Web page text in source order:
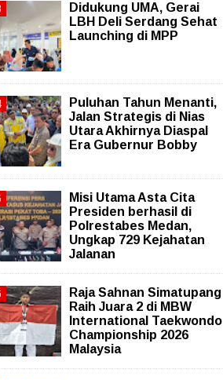
Didukung UMA, Gerai
LBH Deli Serdang Sehat
Launching di MPP
Puluhan Tahun Menanti,
Jalan Strategis di Nias
Utara Akhirnya Diaspal
Era Gubernur Bobby
Misi Utama Asta Cita
Presiden berhasil di
Polrestabes Medan,
Ungkap 729 Kejahatan
Jalanan
Raja Sahnan Simatupang
Raih Juara 2 di MBW
International Taekwondo
Championship 2026
Malaysia